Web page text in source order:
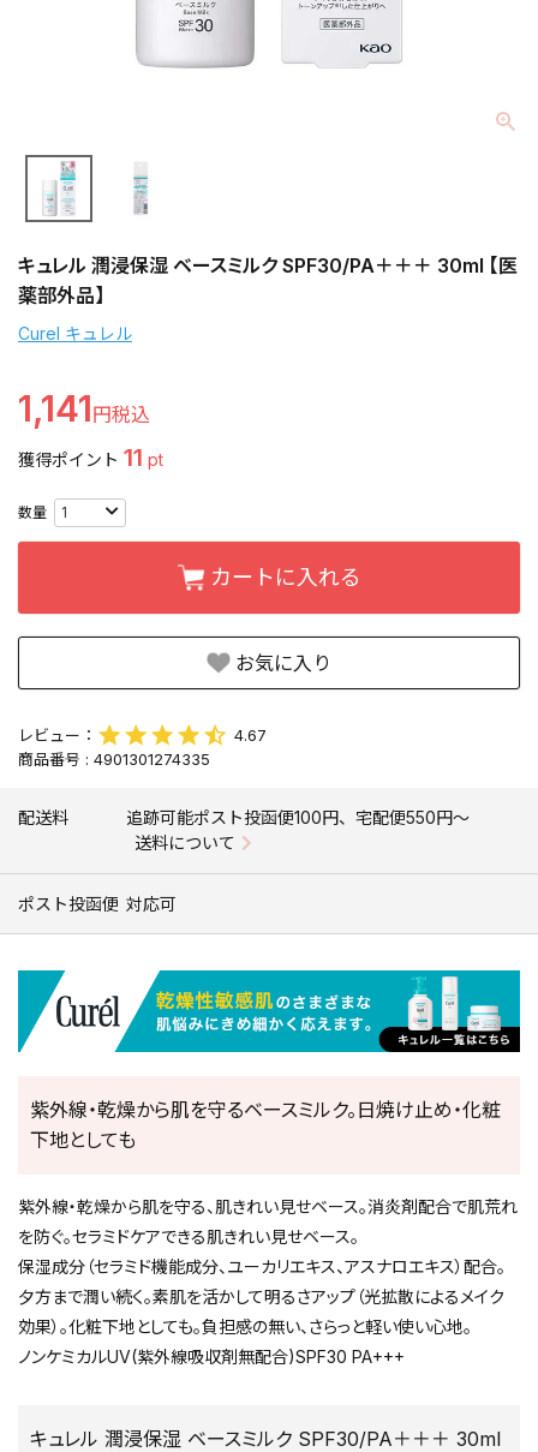
キュレル 潤浸保湿 ベースミルク SPF30/PA＋＋＋ 30ml 【医
薬部外品】
Curel キュレル
1,141
獲得ポイント 11 pt
お気に入り
カートに入れる
4.67
商品番号
4901301274335
配送料
追跡可能ポスト投函便100円、宅配便550円〜
送料について
ポスト投函便 対応可
紫外線・乾燥から肌を守るベースミルク。日焼け止め・化粧
下地としても
紫外線・乾燥から肌を守る、肌きれい見せベース。消炎剤配合で肌荒れ
を防ぐ。セラミドケアできる肌きれい見せベース。
保湿成分（セラミド機能成分、ユーカリエキス、アスナロエキス）配合。
夕方まで潤い続く。素肌を活かして明るさアップ（光拡散によるメイク
効果）。化粧下地としても。負担感の無い、さらっと軽い使い心地。
ノンケミカルUV(紫外線吸収剤無配合)SPF30 PA+++
キュレル 潤浸保湿 ベースミルク SPF30/PA＋＋＋ 30ml